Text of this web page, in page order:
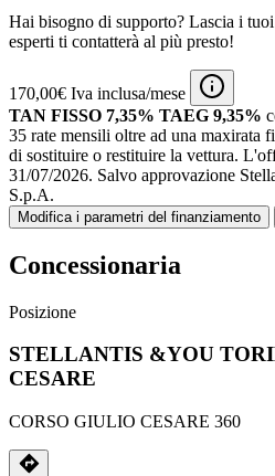
Hai bisogno di supporto? Lascia i
esperti ti contatterà al più presto!
170,00€ Iva inclusa/mese
TAN FISSO 7,35% TAEG 9,35%
35 rate mensili oltre ad una maxirata
di sostituire o restituire la vettura.
31/07/2026. Salvo approvazione
S.p.A.
Modifica i parametri del finanziamento
Concessionaria
Posizione
STELLANTIS &YOU
CESARE
CORSO GIULIO CESARE 360